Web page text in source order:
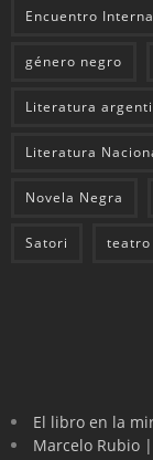
Encuentro
género negro
Literatura
Literatura
Novela Negra
Satori
El libro en la
Marcelo Rubio